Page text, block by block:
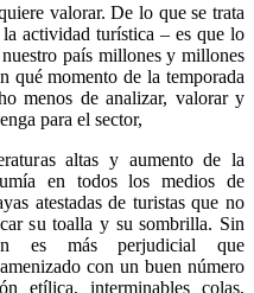
valorar. De lo que se trata
actividad turística – es que lo
país millones y millones
qué momento de la temporada
menos de analizar, valorar y
para el sector,
altas y aumento de la
en todos los medios de
atestadas de turistas que no
su toalla y su sombrilla. Sin
es más perjudicial que
con un buen número
etílica, interminables colas,